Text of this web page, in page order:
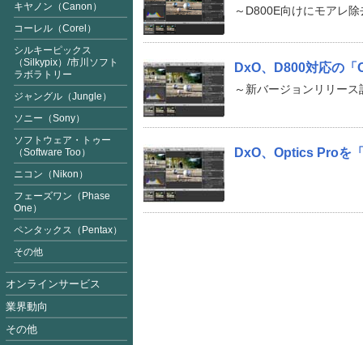
～D800E向けにモアレ
DxO、D800対応の
～新バージョンリリー
DxO、Optics Proを
キヤノン（Canon）
コーレル（Corel）
シルキーピックス
（Silkypix）/市川ソフト
ラボラトリー
ジャングル（Jungle）
ソニー（Sony）
ソフトウェア・トゥー
（Software Too）
ニコン（Nikon）
フェーズワン（Phase
One）
ペンタックス（Pentax）
その他
オンラインサービス
業界動向
その他